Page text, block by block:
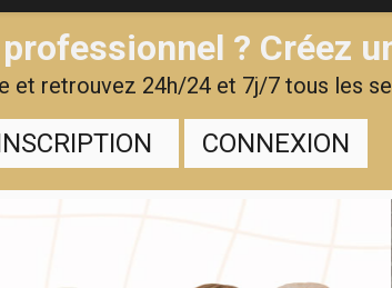
? Créez
retrouvez 24h/24 et 7j/7 tous les
CONNEXION